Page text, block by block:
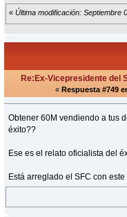
« Última modificación: Septiembre
Re:Ex-Vicepresidente del
« Respuesta #749
Obtener 60M vendiendo a tus
éxito??
Ese es el relato oficialista del
Está arreglado el SFC con